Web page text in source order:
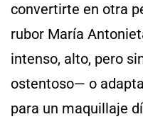
convertirte en otra
rubor María
intenso, alto, pero
ostentoso— o
para un maquillaje